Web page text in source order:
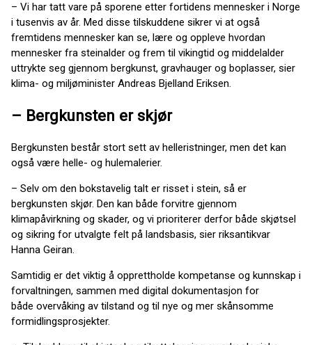
– Vi har tatt vare på sporene etter fortidens mennesker i Norge
i tusenvis av år. Med disse tilskuddene sikrer vi at også
fremtidens mennesker kan se, lære og oppleve hvordan
mennesker fra steinalder og frem til vikingtid og middelalder
uttrykte seg gjennom bergkunst, gravhauger og boplasser, sier
klima- og miljøminister Andreas Bjelland Eriksen.
– Bergkunsten er skjør
Bergkunsten består stort sett av helleristninger, men det kan
også være helle- og hulemalerier.
– Selv om den bokstavelig talt er risset i stein, så er
bergkunsten skjør. Den kan både forvitre gjennom
klimapåvirkning og skader, og vi prioriterer derfor både skjøtsel
og sikring for utvalgte felt på landsbasis, sier riksantikvar
Hanna Geiran.
Samtidig er det viktig å opprettholde kompetanse og kunnskap i
forvaltningen, sammen med digital dokumentasjon for
både overvåking av tilstand og til nye og mer skånsomme
formidlingsprosjekter.